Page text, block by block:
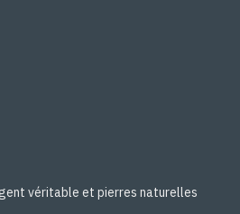
véritable et pierres naturelles